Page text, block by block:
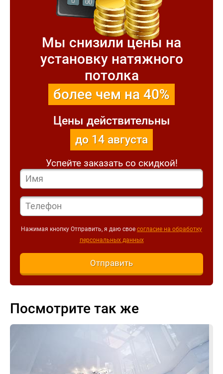
Мы снизили цены на
установку натяжного
потолка
более чем на 40%
Цены действительны
до 14 августа
Успейте заказать со скидкой!
Нажимая кнопку Отправить, я даю свое согласие на обработку
персональных данных
Отправить
Посмотрите так же